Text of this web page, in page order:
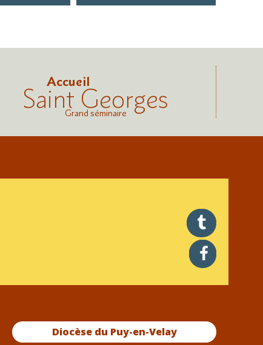
Accueil
Saint Georges
Grand séminaire
twitter
facebook
Diocèse du Puy-en-Velay